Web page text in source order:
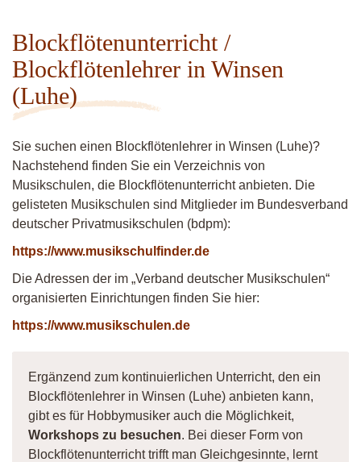
Blockflötenunterricht /
Blockflötenlehrer in Winsen
(Luhe)
Sie suchen einen Blockflötenlehrer in Winsen (Luhe)?
Nachstehend finden Sie ein Verzeichnis von
Musikschulen, die Blockflötenunterricht anbieten. Die
gelisteten Musikschulen sind Mitglieder im Bundesverband
deutscher Privatmusikschulen (bdpm):
https://www.musikschulfinder.de
Die Adressen der im „Verband deutscher Musikschulen“
organisierten Einrichtungen finden Sie hier:
https://www.musikschulen.de
Ergänzend zum kontinuierlichen Unterricht, den ein
Blockflötenlehrer in Winsen (Luhe) anbieten kann,
gibt es für Hobbymusiker auch die Möglichkeit,
Workshops zu besuchen. Bei dieser Form von
Blockflötenunterricht trifft man Gleichgesinnte, lernt